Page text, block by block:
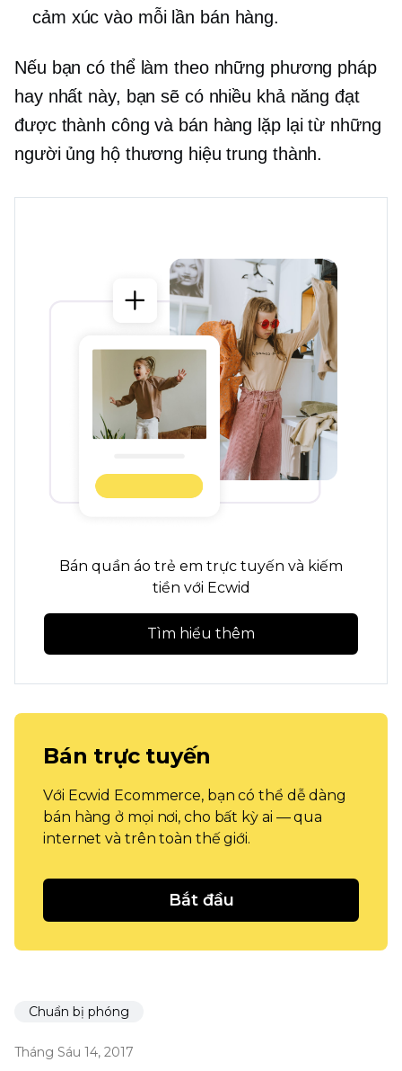
cảm xúc vào mỗi lần bán hàng.
Nếu bạn có thể làm theo những phương pháp
hay nhất này, bạn sẽ có nhiều khả năng đạt
được thành công và bán hàng lặp lại từ những
người ủng hộ thương hiệu trung thành.
Bán quần áo trẻ em trực tuyến và kiếm
tiền với Ecwid
Tìm hiểu thêm
Bán trực tuyến
Với Ecwid Ecommerce, bạn có thể dễ dàng
bán hàng ở mọi nơi, cho bất kỳ ai — qua
internet và trên toàn thế giới.
Bắt đầu
Chuẩn bị phóng
Tháng Sáu 14, 2017